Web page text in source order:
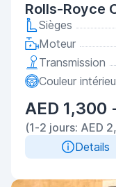
Rolls-Royce
Sièges
Moteur
Transmission
Couleur
AED 1,300
(1-2 jours: AED
Details